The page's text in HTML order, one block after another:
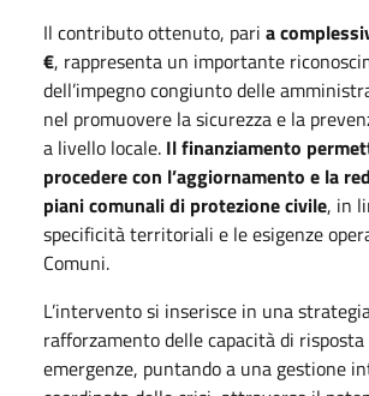
Il contributo ottenuto, pari a
€, rappresenta un importante
dell’impegno congiunto delle
nel promuovere la sicurezza e la
a livello locale. Il finanziamento
procedere con l’aggiornamento e la
piani comunali di protezione civile, in
specificità territoriali e le esigenze
Comuni.
L’intervento si inserisce in una
rafforzamento delle capacità di
emergenze, puntando a una gestione